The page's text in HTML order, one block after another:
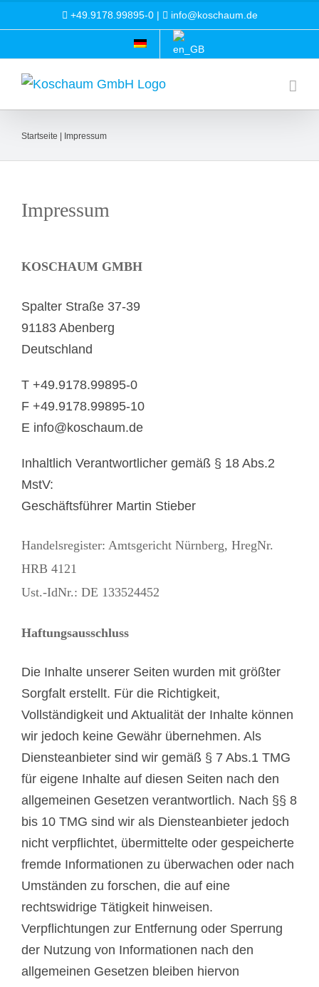
Inhalt
+49.9178.99895-0 | info@koschaum.de
Startseite | Impressum
Impressum
KOSCHAUM GMBH
Spalter Straße 37-39
91183 Abenberg
Deutschland
T +49.9178.99895-0
F +49.9178.99895-10
E info@koschaum.de
Inhaltlich Verantwortlicher gemäß § 18 Abs.2
MstV:
Geschäftsführer Martin Stieber
Handelsregister: Amtsgericht Nürnberg, HregNr.
HRB 4121
Ust.-IdNr.: DE 133524452
Haftungsausschluss
Die Inhalte unserer Seiten wurden mit größter
Sorgfalt erstellt. Für die Richtigkeit,
Vollständigkeit und Aktualität der Inhalte können
wir jedoch keine Gewähr übernehmen. Als
Diensteanbieter sind wir gemäß § 7 Abs.1 TMG
für eigene Inhalte auf diesen Seiten nach den
allgemeinen Gesetzen verantwortlich. Nach §§ 8
bis 10 TMG sind wir als Diensteanbieter jedoch
nicht verpflichtet, übermittelte oder gespeicherte
fremde Informationen zu überwachen oder nach
Umständen zu forschen, die auf eine
rechtswidrige Tätigkeit hinweisen.
Verpflichtungen zur Entfernung oder Sperrung
der Nutzung von Informationen nach den
allgemeinen Gesetzen bleiben hiervon